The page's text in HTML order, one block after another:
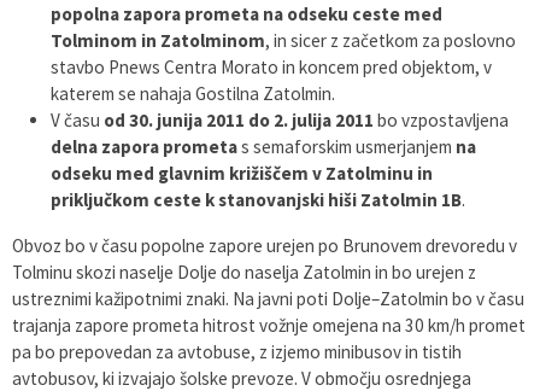
popolna zapora prometa na odseku ceste med
Tolminom in Zatolminom, in sicer z začetkom za poslovno
stavbo Pnews Centra Morato in koncem pred objektom, v
katerem se nahaja Gostilna Zatolmin.
V času od 30. junija 2011 do 2. julija 2011 bo vzpostavljena
delna zapora prometas semaforskim usmerjanjem na
odseku med glavnim križiščem v Zatolminu in
priključkom ceste k stanovanjski hiši Zatolmin 1B.
Obvoz bo v času popolne zapore urejen po Brunovem drevoredu v
Tolminu skozi naselje Dolje do naselja Zatolmin in bo urejen z
ustreznimi kažipotnimi znaki. Na javni poti Dolje–Zatolmin bo v času
trajanja zapore prometa hitrost vožnje omejena na 30 km/h promet
pa bo prepovedan za avtobuse, z izjemo minibusov in tistih
avtobusov, ki izvajajo šolske prevoze. V območju osrednjega